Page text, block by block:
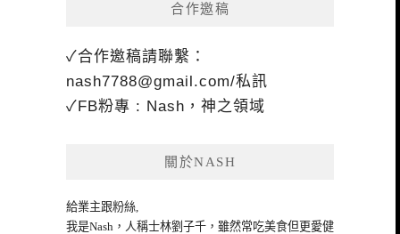
合作邀稿
✓合作邀稿請聯繫：
nash7788@gmail.com/私訊
✓FB粉專 : Nash，神之領域
關於NASH
給業主跟粉絲,
我是Nash，人稱士林劉子千，雖然常吃美食但更愛健